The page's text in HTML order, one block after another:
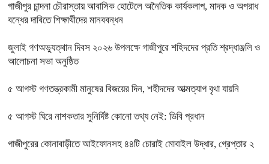
গাজীপুর চান্দনা চৌরাস্তায় আবাসিক হোটেলে অনৈতিক কার্যকলাপ, মাদক ও অপরাধ
বন্ধের দাবিতে শিক্ষার্থীদের মানববন্ধন
জুলাই গণঅভ্যুত্থান দিবস ২০২৬ উপলক্ষে গাজীপুরে শহিদদের প্রতি শ্রদ্ধাঞ্জলি ও
আলোচনা সভা অনুষ্ঠিত
৫ আগস্ট গণতন্ত্রকামী মানুষের বিজয়ের দিন, শহীদদের আত্মত্যাগ বৃথা যায়নি
৫ আগস্ট ঘিরে নাশকতার সুনির্দিষ্ট কোনো তথ্য নেই: ডিবি প্রধান
গাজীপুরের কোনাবাড়ীতে আইফোনসহ ৪৪টি চোরাই মোবাইল উদ্ধার, গ্রেপ্তার ২